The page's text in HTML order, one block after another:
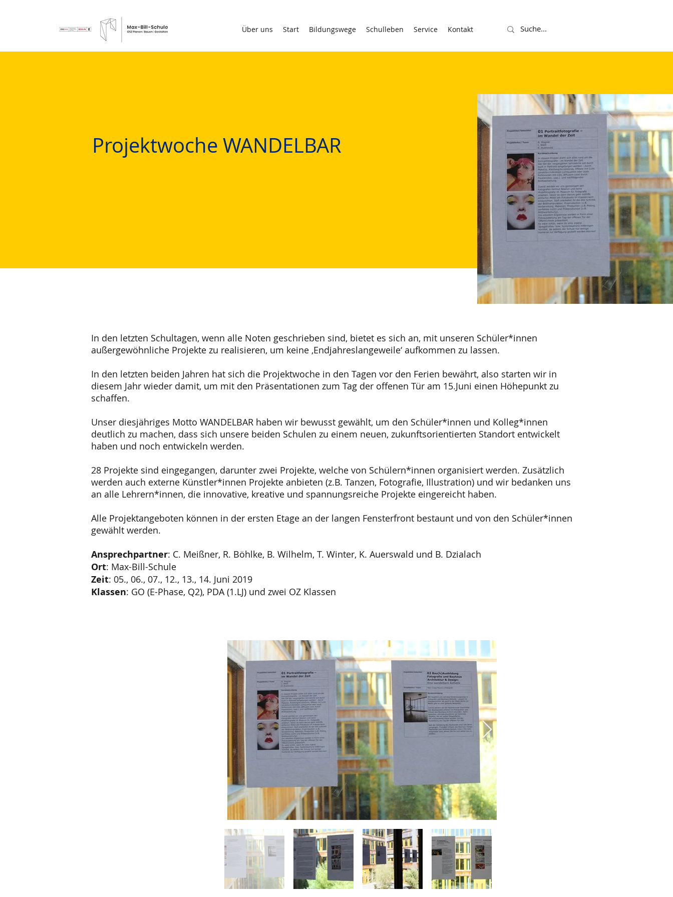
Über uns Start Bildungswege Schulleben Service Kontakt
Projektwoche WANDELBAR
In den letzten Schultagen, wenn alle Noten geschrieben sind, bietet es sich an, mit unseren Schüler*innen
außergewöhnliche Projekte zu realisieren, um keine ‚Endjahreslangeweile‘ aufkommen zu lassen.
In den letzten beiden Jahren hat sich die Projektwoche in den Tagen vor den Ferien bewährt, also starten wir in
diesem Jahr wieder damit, um mit den Präsentationen zum Tag der offenen Tür am 15.Juni einen Höhepunkt zu
schaffen.
Unser diesjähriges Motto WANDELBAR haben wir bewusst gewählt, um den Schüler*innen und Kolleg*innen
deutlich zu machen, dass sich unsere beiden Schulen zu einem neuen, zukunftsorientierten Standort entwickelt
haben und noch entwickeln werden.
28 Projekte sind eingegangen, darunter zwei Projekte, welche von Schülern*innen organisiert werden. Zusätzlich
werden auch externe Künstler*innen Projekte anbieten (z.B. Tanzen, Fotografie, Illustration) und wir bedanken uns
an alle Lehrern*innen, die innovative, kreative und spannungsreiche Projekte eingereicht haben.
Alle Projektangeboten können in der ersten Etage an der langen Fensterfront bestaunt und von den Schüler*innen
gewählt werden.
Ansprechpartner: C. Meißner, R. Böhlke, B. Wilhelm, T. Winter, K. Auerswald und B. Dzialach
Ort: Max-Bill-Schule
Zeit: 05., 06., 07., 12., 13., 14. Juni 2019
Klassen: GO (E-Phase, Q2), PDA (1.LJ) und zwei OZ Klassen